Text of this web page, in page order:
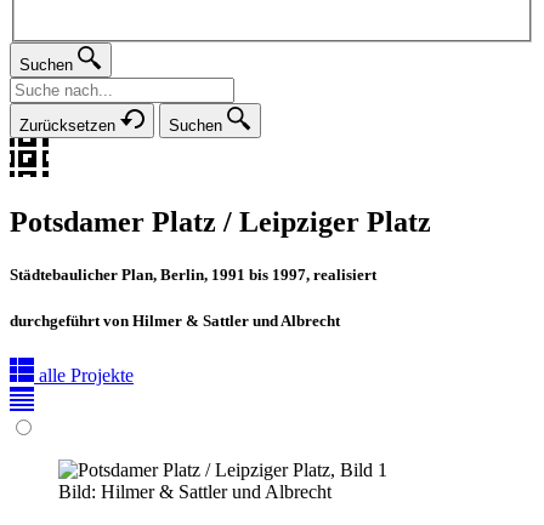
Suchen
Zurücksetzen Suchen
Potsdamer Platz / Leipziger Platz
Städtebaulicher Plan, Berlin, 1991 bis 1997, realisiert
durchgeführt von Hilmer & Sattler und Albrecht
alle Projekte
Bild: Hilmer & Sattler und Albrecht